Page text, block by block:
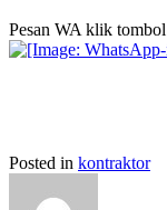
Pesan WA klik
Posted in kontraktor